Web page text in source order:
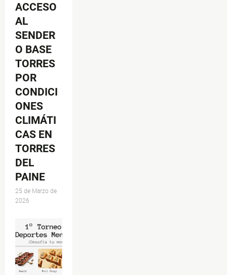
ACCESO
AL
SENDER
O BASE
TORRES
POR
CONDICI
ONES
CLIMÁTI
CAS EN
TORRES
DEL
PAINE
25 de Marzo de
2026